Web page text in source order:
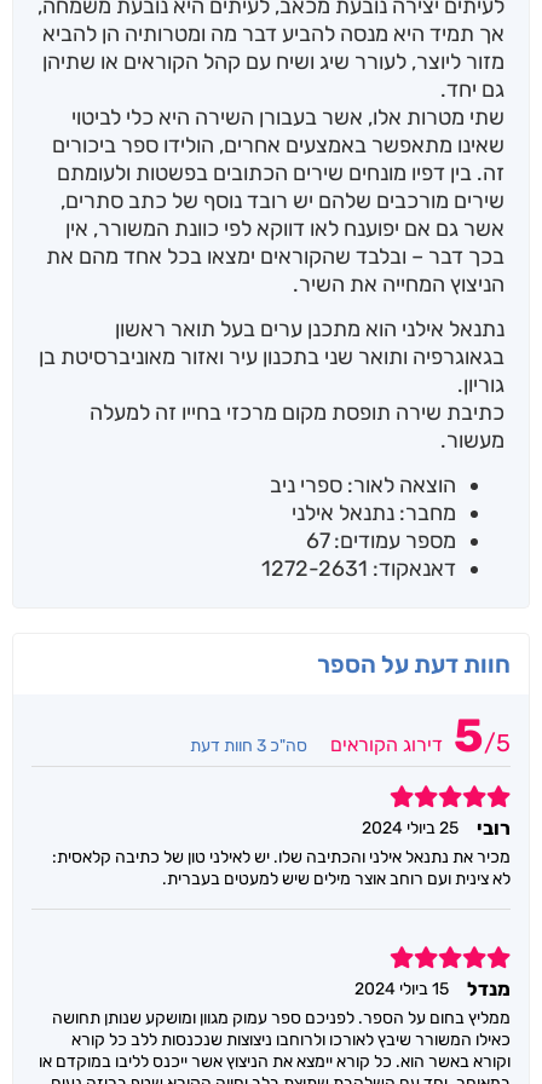
לעיתים יצירה נובעת מכאב, לעיתים היא נובעת משמחה,
אך תמיד היא מנסה להביע דבר מה ומטרותיה הן להביא
מזור ליוצר, לעורר שיג ושיח עם קהל הקוראים או שתיהן
גם יחד.
שתי מטרות אלו, אשר בעבורן השירה היא כלי לביטוי
שאינו מתאפשר באמצעים אחרים, הולידו ספר ביכורים
זה. בין דפיו מונחים שירים הכתובים בפשטות ולעומתם
שירים מורכבים שלהם יש רובד נוסף של כתב סתרים,
אשר גם אם יפוענח לאו דווקא לפי כוונת המשורר, אין
בכך דבר – ובלבד שהקוראים ימצאו בכל אחד מהם את
הניצוץ המחייה את השיר.
נתנאל אילני הוא מתכנן ערים בעל תואר ראשון
בגאוגרפיה ותואר שני בתכנון עיר ואזור מאוניברסיטת בן
גוריון.
כתיבת שירה תופסת מקום מרכזי בחייו זה למעלה
מעשור.
הוצאה לאור: ספרי ניב
מחבר: נתנאל אילני
מספר עמודים: 67
דאנאקוד: 1272-2631
חוות דעת על הספר
5/5 דירוג הקוראים סה"כ 3 חוות דעת
5
רובי
25 ביולי 2024
מכיר את נתנאל אילני והכתיבה שלו. יש לאילני טון של כתיבה קלאסית:
לא צינית ועם רוחב אוצר מילים שיש למעטים בעברית.
5
מנדל
15 ביולי 2024
ממליץ בחום על הספר. לפניכם ספר עמוק מגוון ומושקע שנותן תחושה
כאילו המשורר שיבץ לאורכו ולרוחבו ניצוצות שנכנסות ללב כל קורא
וקורא באשר הוא. כל קורא יימצא את הניצוץ אשר ייכנס לליבו במוקדם או